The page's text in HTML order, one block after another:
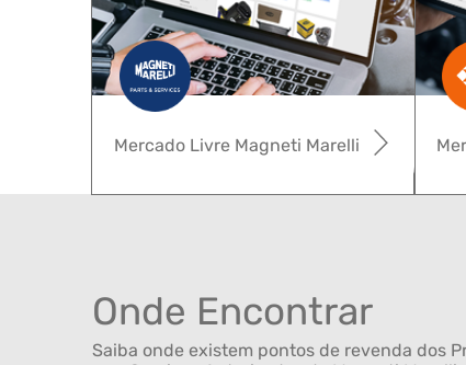
Mercado Livre Magneti Marelli
Onde Encontrar
Saiba onde existem pontos de revenda dos